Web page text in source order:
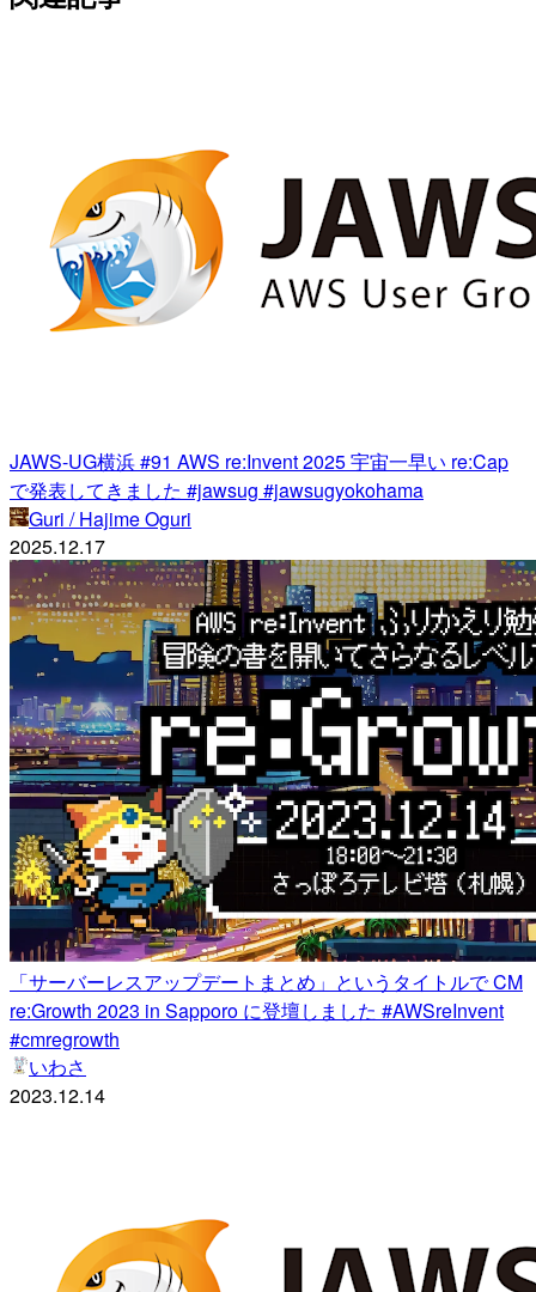
JAWS-UG横浜 #91 AWS re:Invent 2025 宇宙一早い re:Cap
で発表してきました #jawsug #jawsugyokohama
Guri / Hajime Oguri
2025.12.17
「サーバーレスアップデートまとめ」というタイトルで CM
re:Growth 2023 in Sapporo に登壇しました #AWSreInvent
#cmregrowth
いわさ
2023.12.14